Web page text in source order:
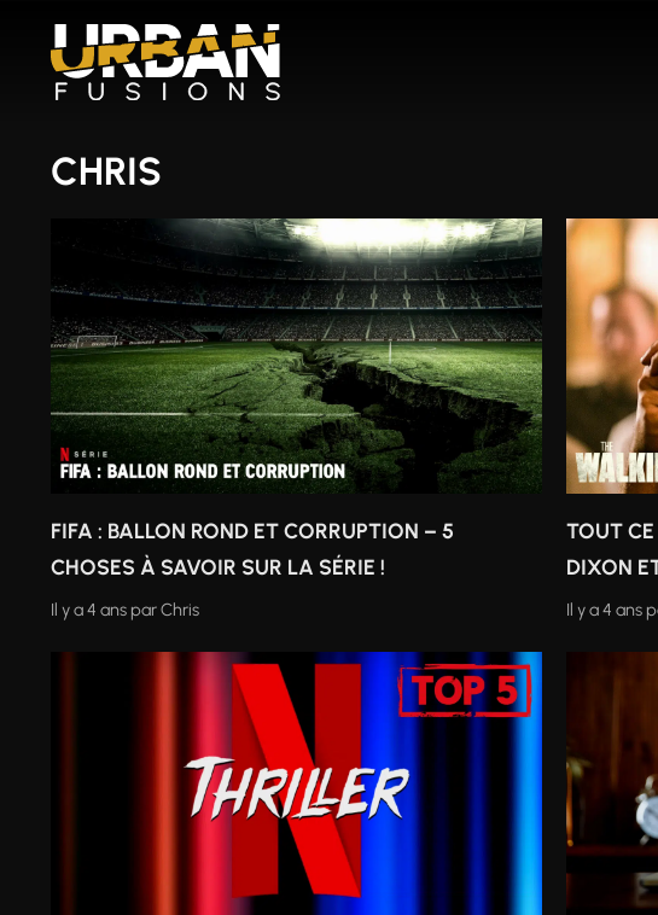
contenu
CHRIS
FIFA : BALLON ROND ET CORRUPTION – 5
CHOSES À SAVOIR SUR LA SÉRIE !
Il y a 4 ans parChris
TOUT
DIXON
Il y a 4 ans